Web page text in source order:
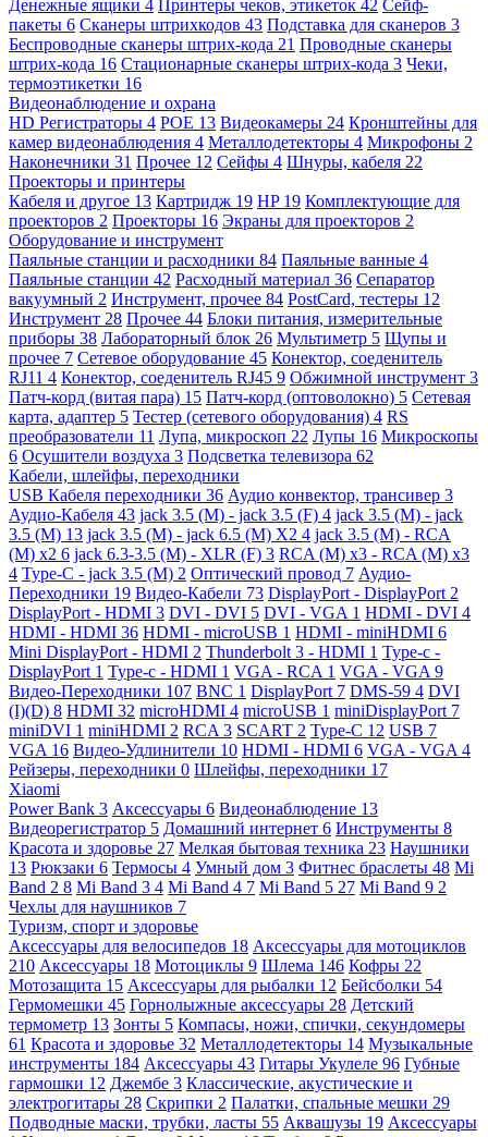
Денежные ящики 4 Принтеры чеков, этикеток 42 Сейф-
пакеты 6 Сканеры штрихкодов 43 Подставка для сканеров 3
Беспроводные сканеры штрих-кода 21 Проводные сканеры
штрих-кода 16 Стационарные сканеры штрих-кода 3 Чеки,
термоэтикетки 16
Видеонаблюдение и охрана
HD Регистраторы 4 POE 13 Видеокамеры 24 Кронштейны для
камер видеонаблюдения 4 Металлодетекторы 4 Микрофоны 2
Наконечники 31 Прочее 12 Сейфы 4 Шнуры, кабеля 22
Проекторы и принтеры
Кабеля и другое 13 Картридж 19 HP 19 Комплектующие для
проекторов 2 Проекторы 16 Экраны для проекторов 2
Оборудование и инструмент
Паяльные станции и расходники 84 Паяльные ванные 4
Паяльные станции 42 Расходный материал 36 Сепаратор
вакуумный 2 Инструмент, прочее 84 PostCard, тестеры 12
Инструмент 28 Прочее 44 Блоки питания, измерительные
приборы 38 Лабораторный блок 26 Мультиметр 5 Щупы и
прочее 7 Сетевое оборудование 45 Конектор, соеденитель
RJ11 4 Конектор, соеденитель RJ45 9 Обжимной инструмент 3
Патч-корд (витая пара) 15 Патч-корд (оптоволокно) 5 Сетевая
карта, адаптер 5 Тестер (сетевого оборудования) 4 RS
преобразователи 11 Лупа, микроскоп 22 Лупы 16 Микроскопы
6 Осушители воздуха 3 Подсветка телевизора 62
Кабели, шлейфы, переходники
USB Кабеля переходники 36 Аудио конвектор, трансивер 3
Аудио-Кабеля 43 jack 3.5 (M) - jack 3.5 (F) 4 jack 3.5 (M) - jack
3.5 (M) 13 jack 3.5 (M) - jack 6.5 (M) X2 4 jack 3.5 (M) - RCA
(M) x2 6 jack 6.3-3.5 (M) - XLR (F) 3 RCA (M) x3 - RCA (M) x3
4 Type-C - jack 3.5 (M) 2 Оптический провод 7 Аудио-
Переходники 19 Видео-Кабели 73 DisplayPort - DisplayPort 2
DisplayPort - HDMI 3 DVI - DVI 5 DVI - VGA 1 HDMI - DVI 4
HDMI - HDMI 36 HDMI - microUSB 1 HDMI - miniHDMI 6
Mini DisplayPort - HDMI 2 Thunderbolt 3 - HDMI 1 Type-c -
DisplayPort 1 Type-c - HDMI 1 VGA - RCA 1 VGA - VGA 9
Видео-Переходники 107 BNC 1 DisplayPort 7 DMS-59 4 DVI
(I)(D) 8 HDMI 32 microHDMI 4 microUSB 1 miniDisplayPort 7
miniDVI 1 miniHDMI 2 RCA 3 SCART 2 Type-C 12 USB 7
VGA 16 Видео-Удлинители 10 HDMI - HDMI 6 VGA - VGA 4
Рейзеры, переходники 0 Шлейфы, переходники 17
Xiaomi
Power Bank 3 Аксессуары 6 Видеонаблюдение 13
Видеорегистратор 5 Домашний интернет 6 Инструменты 8
Красота и здоровье 27 Мелкая бытовая техника 23 Наушники
13 Рюкзаки 6 Термосы 4 Умный дом 3 Фитнес браслеты 48 Mi
Band 2 8 Mi Band 3 4 Mi Band 4 7 Mi Band 5 27 Mi Band 9 2
Чехлы для наушников 7
Туризм, спорт и здоровье
Аксессуары для велосипедов 18 Аксессуары для мотоциклов
210 Аксессуары 18 Мотоциклы 9 Шлема 146 Кофры 22
Мотозащита 15 Аксессуары для рыбалки 12 Бейсболки 54
Гермомешки 45 Горнолыжные аксессуары 28 Детский
термометр 13 Зонты 5 Компасы, ножи, спички, секундомеры
61 Красота и здоровье 32 Металлодетекторы 14 Музыкальные
инструменты 184 Аксессуары 43 Гитары Укулеле 96 Губные
гармошки 12 Джембе 3 Классические, акустические и
электрогитары 28 Скрипки 2 Палатки, спальные мешки 29
Подводные маски, трубки, ласты 55 Аквашузы 19 Аксессуары